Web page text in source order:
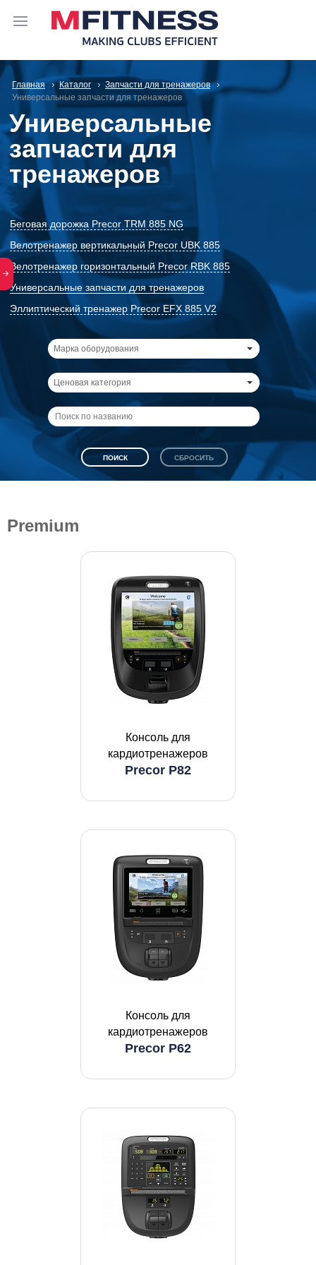
Главная Каталог
Запчасти для тренажеров
Универсальные запчасти для тренажеров
Универсальные
запчасти для
тренажеров
Беговая дорожка Precor TRM 885 NG
Велотренажер вертикальный Precor UBK 885
Велотренажер горизонтальный Precor RBK 885
Универсальные запчасти для тренажеров
Эллиптический тренажер Precor EFX 885 V2
Марка оборудования
Ценовая категория
Premium
Консоль для
кардиотренажеров
Precor P82
Консоль для
кардиотренажеров
Precor P62